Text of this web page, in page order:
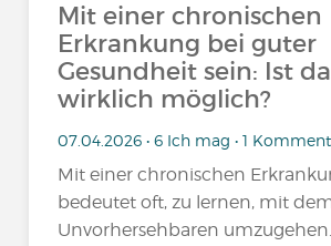
Mit einer chronischen
Erkrankung bei guter
Gesundheit sein: Ist
wirklich möglich?
07.04.2026 • 6 Ich mag • 1
Mit einer chronischen
bedeutet oft, zu lernen, mit
Unvorhersehbaren umzugehen.